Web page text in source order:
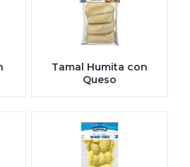
Tamal Humita con
Queso